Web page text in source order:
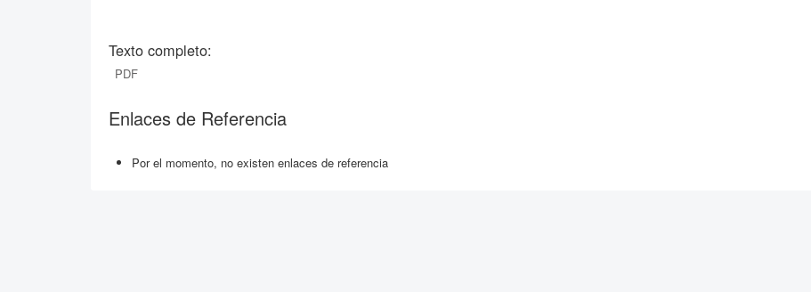
Texto completo:
PDF
Enlaces de Referencia
Por el momento, no existen enlaces de referencia